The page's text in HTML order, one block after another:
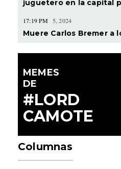
juguetero en la capital
17:19 PM 5, 2024
Muere Carlos Bremer a
MEMES
DE
#LORD
CAMOTE
Columnas